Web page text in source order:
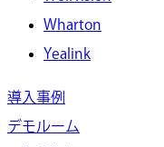
Wharton
Yealink
導入事例
デモルーム